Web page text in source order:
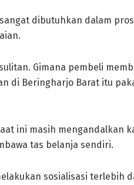
dibutuhkan dalam
Gimana pembeli
di Beringharjo Barat itu
ini masih mengandalkan
tas belanja sendiri.
sosialisasi terlebih